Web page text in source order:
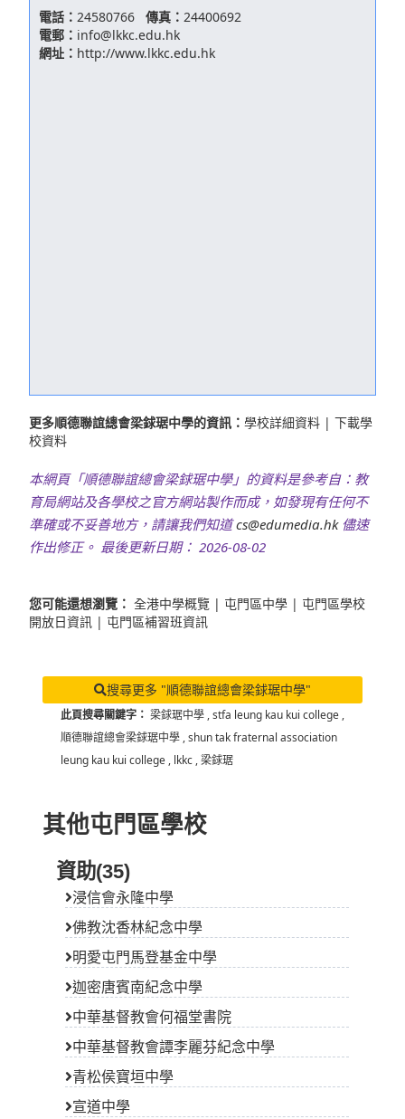
電話： 24580766 傳真： 24400692
電郵： info@lkkc.edu.hk
網址： http://www.lkkc.edu.hk
更多順德聯誼總會梁銶琚中學的資訊： 學校詳細資料 | 下載學
校資料
本網頁「順德聯誼總會梁銶琚中學」的資料是參考自：教
育局網站及各學校之官方網站製作而成，如發現有任何不
準確或不妥善地方，請讓我們知道cs@edumedia.hk儘速
作出修正。 最後更新日期： 2026-08-02
您可能還想瀏覽： 全港中學概覽 | 屯門區中學 | 屯門區學校
開放日資訊 | 屯門區補習班資訊
搜尋更多 "順德聯誼總會梁銶琚中學"
此頁搜尋關鍵字： 梁銶琚中學 ,stfa leung kau kui college ,
順德聯誼總會梁銶琚中學 ,shun tak fraternal association
leung kau kui college , lkkc ,梁銶琚
其他屯門區學校
資助(35)
浸信會永隆中學
佛教沈香林紀念中學
明愛屯門馬登基金中學
迦密唐賓南紀念中學
中華基督教會何福堂書院
中華基督教會譚李麗芬紀念中學
青松侯寶垣中學
宣道中學